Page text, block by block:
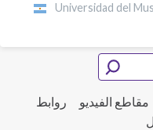
Universidad del
مقاطع الفيديو
روابط